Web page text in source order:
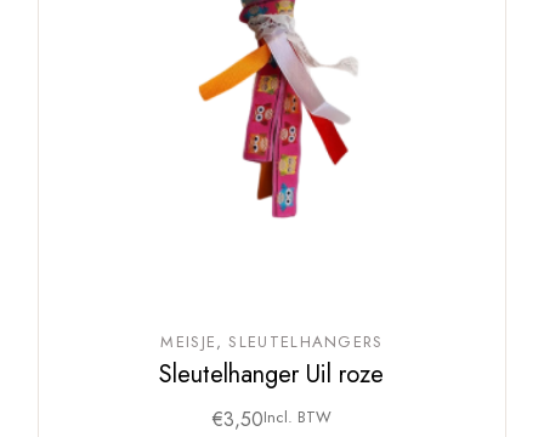
MEISJE SLEUTELHANGERS
Sleutelhanger Uil roze
€3,50Incl. BTW